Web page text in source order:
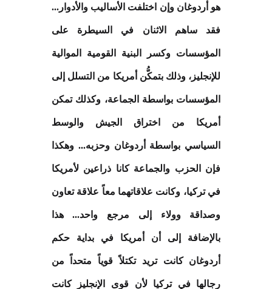
هو أردوغان وإن اختلفت الأساليب والأدوار...
فقد ساهم الاثنان في السيطرة على
المؤسسات وكسر البنية القومية الموالية
للإنجليز، وذلك بتمكُّن أمريكا من التسلل إلى
المؤسسات بواسطة الجماعة، وكذلك تمكن
أمريكا من اختراق الجيش والوسط
السياسي بواسطة أردوغان وحزبه... وهكذا
فإن الحزب والجماعة كانا ذراعين لأمريكا
في تركيا، وكانت علاقاتهما معاً علاقة تعاون
وصداقة وولاء إلى مرجع واحد... هذا
بالإضافة إلى أن أمريكا في بداية حكم
أردوغان كانت تريد تكتلاً قوياً متحداً من
رجالها في تركيا لأن قوى الإنجليز كانت